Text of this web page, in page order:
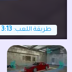
طريقة اللعب: 3:13 دقائق